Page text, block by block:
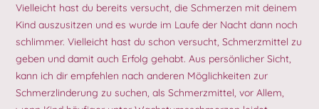
Vielleicht hast du bereits versucht, die Schmerzen mit deinem
Kind auszusitzen und es wurde im Laufe der Nacht dann noch
schlimmer. Vielleicht hast du schon versucht, Schmerzmittel zu
geben und damit auch Erfolg gehabt. Aus persönlicher Sicht,
kann ich dir empfehlen nach anderen Möglichkeiten zur
Schmerzlinderung zu suchen, als Schmerzmittel, vor Allem,